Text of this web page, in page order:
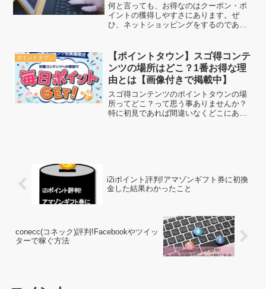
何と言っても、お得なのはクーポン・ポ
イントの獲得しやすさにあります。ぜ
ひ、ネットショッピングをするのであれ
ポイントタウン
【ポイントタウン】スゴ得コンテ
ンツの場所はどこ？1番お得な理
由とは【画像付きで掲載中】
スゴ得コンテンツのポイントタウンの場
所ってどこ？って思う事ありませんか？
特に初見であれば間違いなくどこにある
i2iポイント評判!アマゾンギフト券に初換
金した結果わかったこと
conecc(コネック)評判!Facebookやツイッ
ターで稼ぐ方法